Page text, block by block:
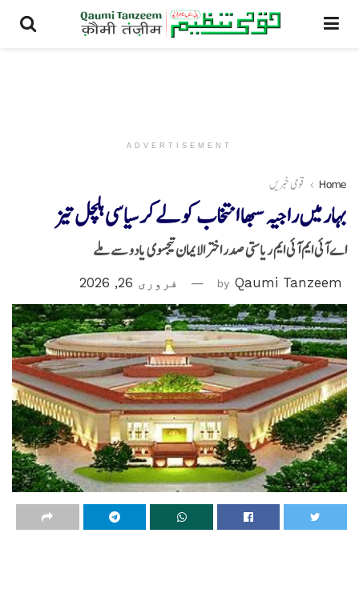
ADVERTISEMENT
Home قومی خبریں
بہار میں راجیہ سبھا انتخاب کو لے کر سیاسی ہلچل تیز
اے آئی ایم آئی ایم ریاستی صدر اختر الایمان تیجسوی یادو سے ملے
by Qaumi Tanzeem فروری 26, 2026